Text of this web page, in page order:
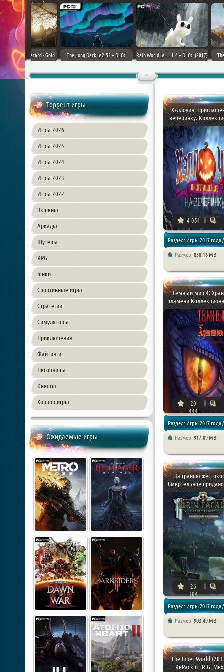
(2017)
TheHunter: Call of the Wild [+
Downward: Enhanced Edition
Field of Glory II [+
Торрент игры
Игры 2026
Игры 2025
Игры 2024
Игры 2023
Игры 2022
Экшены
Аркады
Шутеры
RPG
Гонки
Спортивные игры
Стратегии
Симуляторы
Приключения
Файтинги
Песочницы
Квесты
Хоррор игры
Ожидаемые игры
Хэллоуин:
вечеринку.
4 051
Раздел: Игры 2017 года /
Размер: 858.16 MB
Темный мир 4:
пламени
20
444
Раздел: Игры 2017 года /
Размер: 917.09 MB
За гранью
Смертельное
26
104
Раздел: Игры 2017 года /
Размер: 903.49 MB
The Inner World
RePack от R.G.